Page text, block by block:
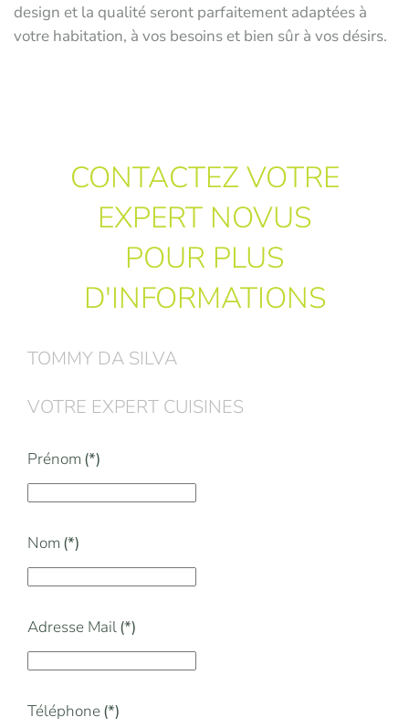
design et la qualité seront parfaitement adaptées à
votre habitation, à vos besoins et bien sûr à vos désirs.
CONTACTEZ VOTRE
EXPERT NOVUS
POUR PLUS
D'INFORMATIONS
TOMMY DA SILVA
VOTRE EXPERT CUISINES
Prénom (*)
Nom (*)
Adresse Mail(*)
Téléphone(*)